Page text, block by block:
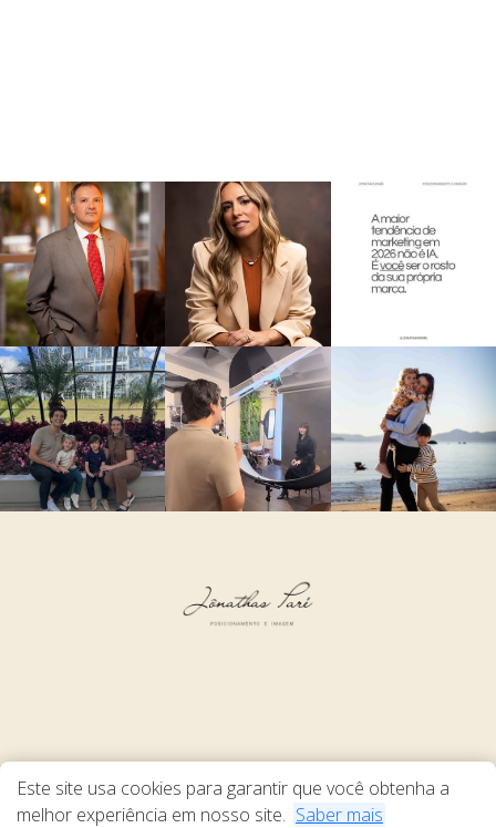
Este site usa cookies para garantir que você obtenha a
melhor experiência em nosso site. Saber mais
Termos de Uso Política de Privacidade